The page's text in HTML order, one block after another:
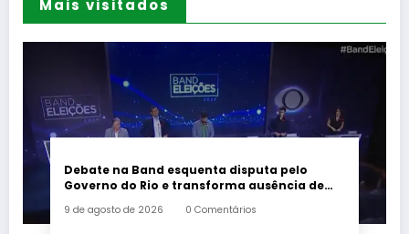
Mais visitados
Debate na Band esquenta disputa pelo
Governo do Rio e transforma ausência de
9 de agosto de 2026 0 Comentários